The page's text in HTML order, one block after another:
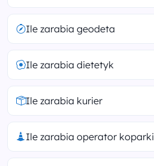
Ile zarabia geodeta
Ile zarabia dietetyk
Ile zarabia kurier
Ile zarabia operator koparki